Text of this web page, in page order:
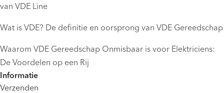
van VDE Line
Wat is VDE? De definitie en oorsprong van VDE Gereedschap
Waarom VDE Gereedschap Onmisbaar is voor Elektriciens:
De Voordelen op een Rij
Informatie
Verzenden